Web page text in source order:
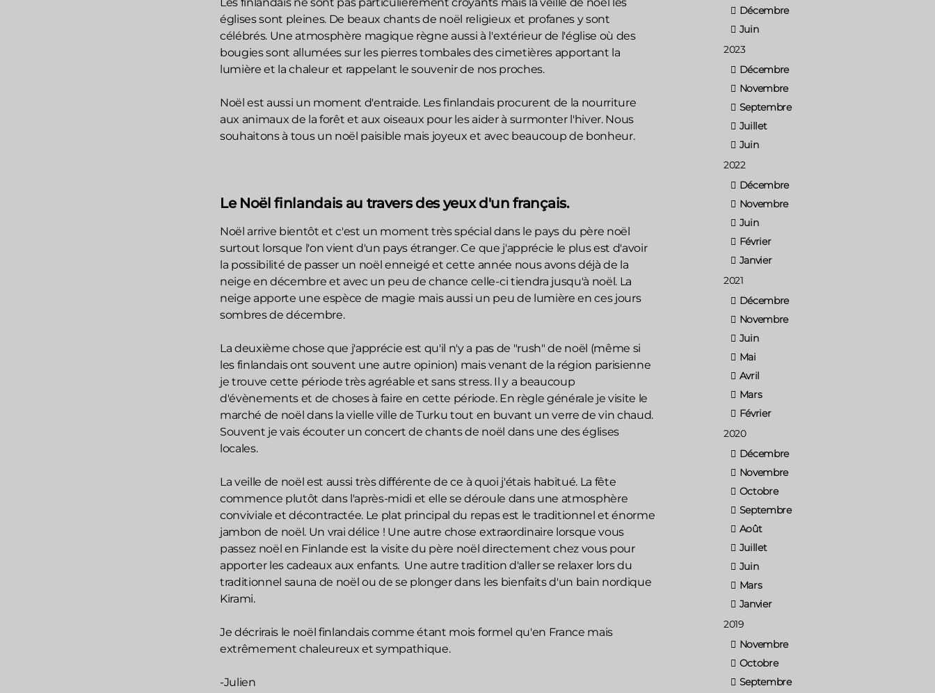
églises sont pleines. De beaux chants de noël religieux et profanes y sont
célébrés. Une atmosphère magique règne aussi à l'extérieur de l'église où des
bougies sont allumées sur les pierres tombales des cimetières apportant la
lumière et la chaleur et rappelant le souvenir de nos proches.
Noël est aussi un moment d'entraide. Les finlandais procurent de la nourriture
aux animaux de la forêt et aux oiseaux pour les aider à surmonter l'hiver. Nous
souhaitons à tous un noël paisible mais joyeux et avec beaucoup de bonheur.
Le Noël finlandais au travers des yeux d'un français.
Noël arrive bientôt et c'est un moment très spécial dans le pays du père noël
surtout lorsque l'on vient d'un pays étranger. Ce que j'apprécie le plus est d'avoir
la possibilité de passer un noël enneigé et cette année nous avons déjà de la
neige en décembre et avec un peu de chance celle-ci tiendra jusqu'à noël. La
neige apporte une espèce de magie mais aussi un peu de lumière en ces jours
sombres de décembre.
La deuxième chose que j'apprécie est qu'il n'y a pas de "rush" de noël (même si
les finlandais ont souvent une autre opinion) mais venant de la région parisienne
je trouve cette période très agréable et sans stress. Il y a beaucoup
d'évènements et de choses à faire en cette période. En règle générale je visite le
marché de noël dans la vielle ville de Turku tout en buvant un verre de vin chaud.
Souvent je vais écouter un concert de chants de noël dans une des églises
locales.
La veille de noël est aussi très différente de ce à quoi j'étais habitué. La fête
commence plutôt dans l'après-midi et elle se déroule dans une atmosphère
conviviale et décontractée. Le plat principal du repas est le traditionnel et énorme
jambon de noël. Un vrai délice ! Une autre chose extraordinaire lorsque vous
passez noël en Finlande est la visite du père noël directement chez vous pour
apporter les cadeaux aux enfants. Une autre tradition d'aller se relaxer lors du
traditionnel sauna de noël ou de se plonger dans les bienfaits d'un bain nordique
Kirami.
Je décrirais le noël finlandais comme étant mois formel qu'en France mais
extrêmement chaleureux et sympathique.
-Julien
Décembre
Juin
2023
Décembre
Novembre
Septembre
Juillet
Juin
2022
Décembre
Novembre
Juin
Février
Janvier
2021
Décembre
Novembre
Juin
Mai
Avril
Mars
Février
2020
Décembre
Novembre
Octobre
Septembre
Août
Juillet
Juin
Mars
Janvier
2019
Novembre
Octobre
Septembre